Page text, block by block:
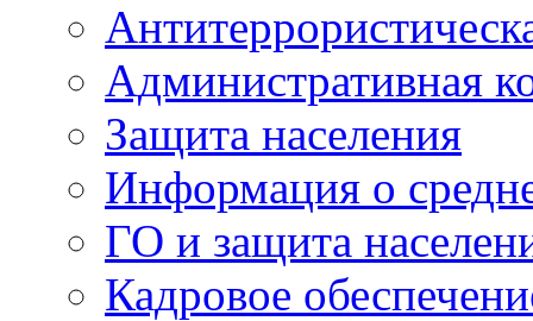
Административная
Защита населения
Информация о
ГО и защита
Кадровое